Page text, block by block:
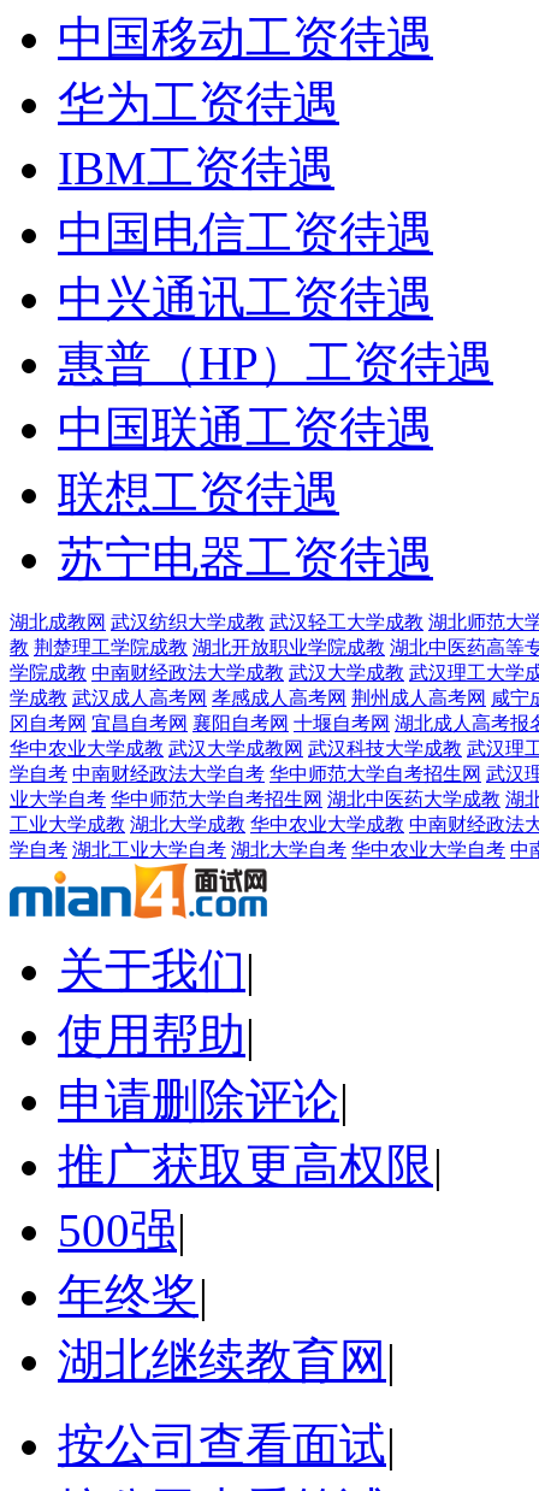
中国移动工资待遇
华为工资待遇
IBM工资待遇
中国电信工资待遇
中兴通讯工资待遇
惠普（HP）工资待遇
中国联通工资待遇
联想工资待遇
苏宁电器工资待遇
湖北成教网 武汉纺织大学成教 武汉轻工大学成教 湖北师范大
教 荆楚理工学院成教 湖北开放职业学院成教 湖北中医药高等
学院成教 中南财经政法大学成教 武汉大学成教 武汉理工大学
学成教 武汉成人高考网 孝感成人高考网 荆州成人高考网 咸宁
冈自考网 宜昌自考网 襄阳自考网 十堰自考网 湖北成人高考报
华中农业大学成教 武汉大学成教网 武汉科技大学成教 武汉理
学自考 中南财经政法大学自考 华中师范大学自考招生网 武汉
业大学自考 华中师范大学自考招生网 湖北中医药大学成教 湖
工业大学成教 湖北大学成教 华中农业大学成教 中南财经政法
学自考 湖北工业大学自考 湖北大学自考 华中农业大学自考 中
关于我们|
使用帮助|
申请删除评论|
推广获取更高权限|
500强|
年终奖|
湖北继续教育网 |
按公司查看面试|